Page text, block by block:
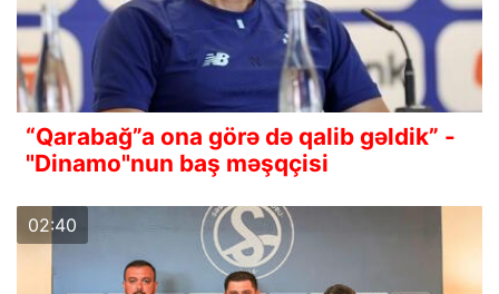
“Qarabağ”a ona görə də qalib gəldik” -
"Dinamo"nun baş məşqçisi
02:40